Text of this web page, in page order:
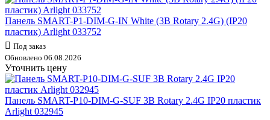
Панель SMART-P1-DIM-G-IN White (3В Rotary 2.4G) (IP20
пластик) Arlight 033752
Под заказ
Обновлено 06.08.2026
Уточнить цену
Панель SMART-P10-DIM-G-SUF 3В Rotary 2.4G IP20 пластик
Arlight 032945